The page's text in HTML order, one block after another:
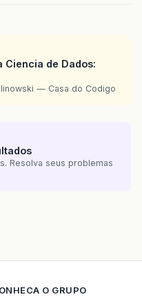
Ciencia de Dados:
— Casa do Codigo
Resolva seus problemas
O GRUPO